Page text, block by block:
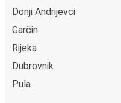
Donji Andrijevci
Garčin
Rijeka
Dubrovnik
Pula